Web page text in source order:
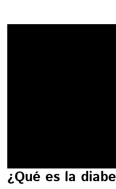
¿Qué es la